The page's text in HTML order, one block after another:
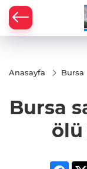
Anasayfa Bursa
Bursa
ölü